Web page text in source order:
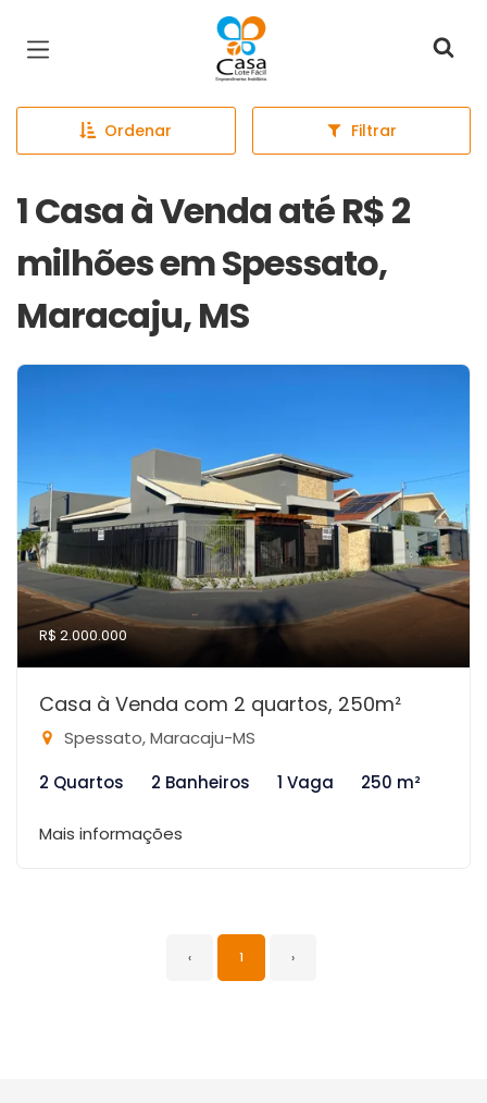
Página inicial
Ordenar Filtrar
1 Casa à Venda até R$ 2
milhões em Spessato,
Maracaju, MS
R$ 2.000.000
Casa à Venda com 2 quartos, 250m²
Spessato, Maracaju-MS
2 Quartos
2 Banheiros 1 Vaga 250 m²
Mais informações
‹ 1 ›